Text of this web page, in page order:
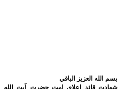
بسم الله العزیز الباقي
شهادت قائد اعلای امت حضرت آیت الله